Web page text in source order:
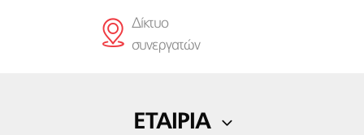
Δίκτυο
συνεργατών
ΕΤΑΙΡΙΑ